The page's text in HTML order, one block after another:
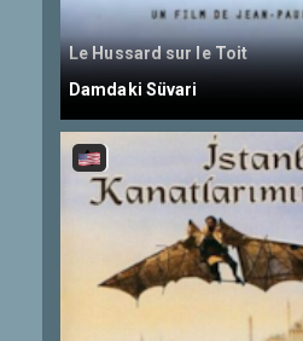
Le Hussard sur le Toit
Damdaki Süvari